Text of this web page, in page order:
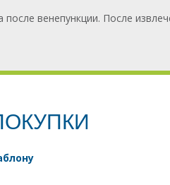
венепункции. После